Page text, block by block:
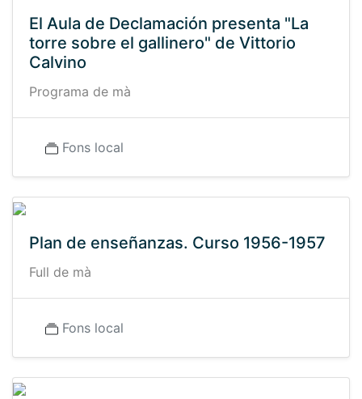
El Aula de Declamación presenta "La
torre sobre el gallinero" de Vittorio
Calvino
Programa de mà
Fons local
Plan de enseñanzas. Curso 1956-1957
Full de mà
Fons local